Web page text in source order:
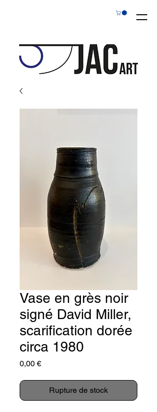
Vase en grès noir
signé David Miller,
scarification dorée
circa 1980
0,00 €Prix
Rupture de stock